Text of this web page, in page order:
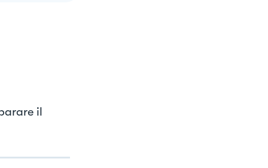
il